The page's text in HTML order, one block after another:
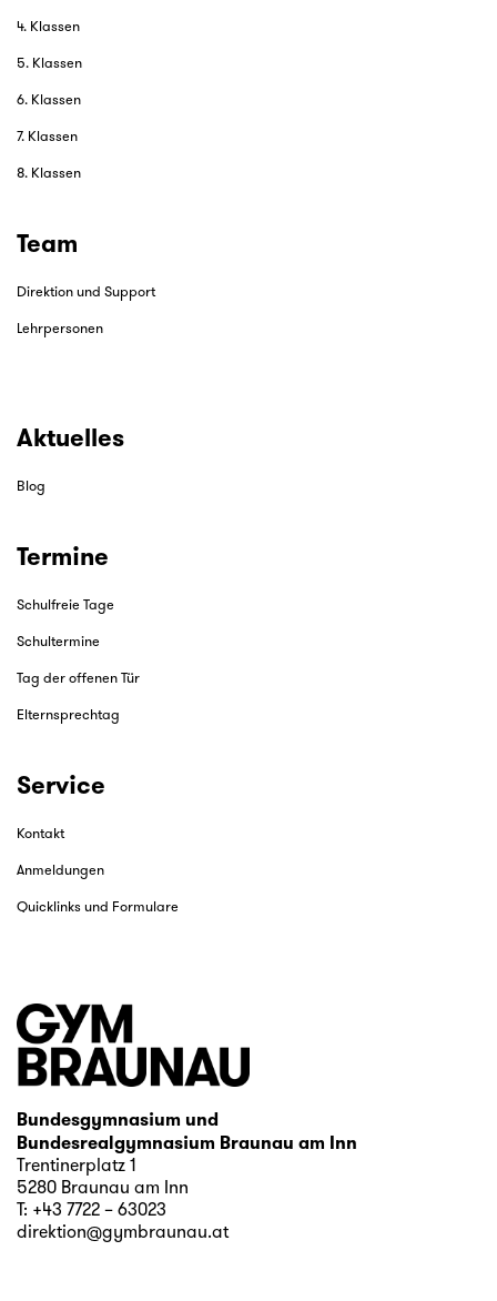
4. Klassen
5. Klassen
6. Klassen
7. Klassen
8. Klassen
Team
Direktion und Support
Lehrpersonen
Aktuelles
Blog
Termine
Schulfreie Tage
Schultermine
Tag der offenen Tür
Elternsprechtag
Service
Kontakt
Anmeldungen
Quicklinks und Formulare
Bundesgymnasium und
Bundesrealgymnasium Braunau am Inn
Trentinerplatz 1
5280 Braunau am Inn
T: +43 7722 – 63023
direktion@gymbraunau.at